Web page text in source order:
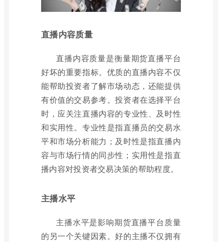
直播内容质量
直播内容质量是衡量期货直播平台
好坏的重要指标。优质的直播内容不仅
能帮助投资者了解市场动态，还能提供
有价值的交易参考。投资者在选择平台
时，应关注直播内容的专业性、及时性
和实用性。专业性是指直播员的交易水
平和市场分析能力；及时性是指直播内
容与市场行情的同步性；实用性是指直
播内容对投资者交易决策的帮助程度。
主播水平
主播水平是影响期货直播平台质量
的另一个关键因素。好的主播不仅拥有